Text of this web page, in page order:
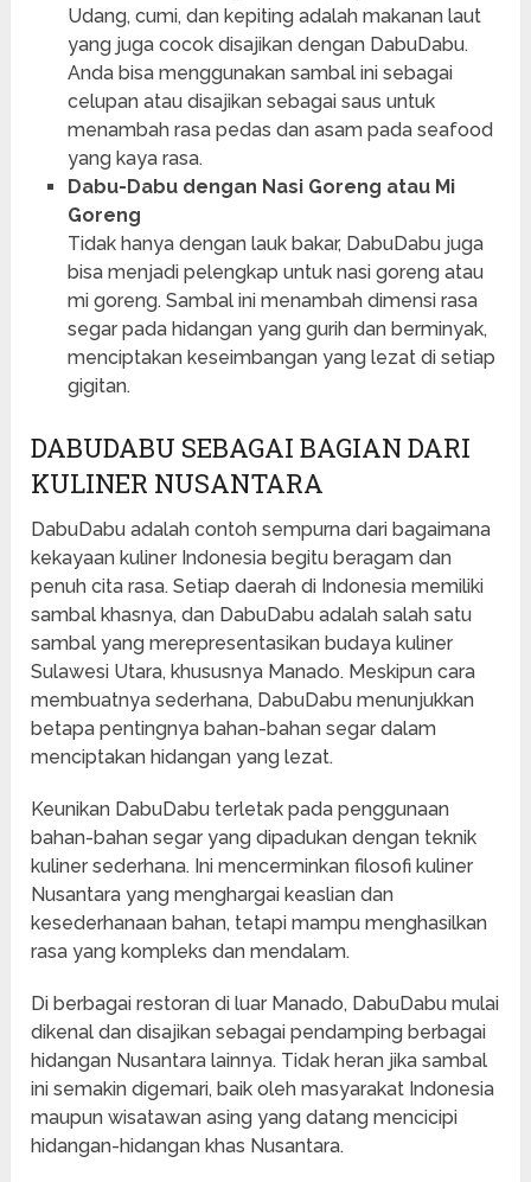
Udang, cumi, dan kepiting adalah makanan laut
yang juga cocok disajikan dengan DabuDabu.
Anda bisa menggunakan sambal ini sebagai
celupan atau disajikan sebagai saus untuk
menambah rasa pedas dan asam pada seafood
yang kaya rasa.
Dabu-Dabu dengan Nasi Goreng atau Mi
Goreng
Tidak hanya dengan lauk bakar, DabuDabu juga
bisa menjadi pelengkap untuk nasi goreng atau
mi goreng. Sambal ini menambah dimensi rasa
segar pada hidangan yang gurih dan berminyak,
menciptakan keseimbangan yang lezat di setiap
gigitan.
DABUDABU SEBAGAI BAGIAN DARI
KULINER NUSANTARA
DabuDabu adalah contoh sempurna dari bagaimana
kekayaan kuliner Indonesia begitu beragam dan
penuh cita rasa. Setiap daerah di Indonesia memiliki
sambal khasnya, dan DabuDabu adalah salah satu
sambal yang merepresentasikan budaya kuliner
Sulawesi Utara, khususnya Manado. Meskipun cara
membuatnya sederhana, DabuDabu menunjukkan
betapa pentingnya bahan-bahan segar dalam
menciptakan hidangan yang lezat.
Keunikan DabuDabu terletak pada penggunaan
bahan-bahan segar yang dipadukan dengan teknik
kuliner sederhana. Ini mencerminkan filosofi kuliner
Nusantara yang menghargai keaslian dan
kesederhanaan bahan, tetapi mampu menghasilkan
rasa yang kompleks dan mendalam.
Di berbagai restoran di luar Manado, DabuDabu mulai
dikenal dan disajikan sebagai pendamping berbagai
hidangan Nusantara lainnya. Tidak heran jika sambal
ini semakin digemari, baik oleh masyarakat Indonesia
maupun wisatawan asing yang datang mencicipi
hidangan-hidangan khas Nusantara.